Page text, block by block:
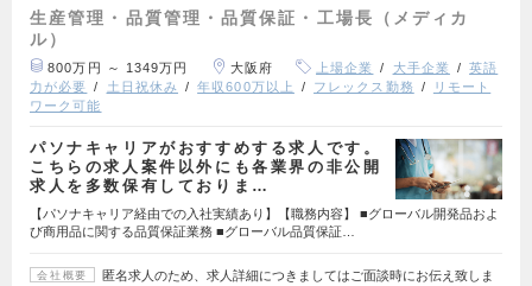
生産管理・品質管理・品質保証・工場長（メディカ
ル）
800万円 ～ 1349万円 大阪府 上場企業 大手企業
英語
力が必要
土日祝休み 年収600万以上 フレックス勤務
リモート
ワーク可能
パソナキャリアがおすすめする求人です。
こちらの求人案件以外にも各業界の非公開
求人を多数保有しておりま…
【パソナキャリア経由での入社実績あり】【職務内容】 ■グローバル開発品およ
び商用品に関する品質保証業務 ■グローバル品質保証…
会社概要
匿名求人のため、求人詳細につきましてはご面談時にお伝え致しま